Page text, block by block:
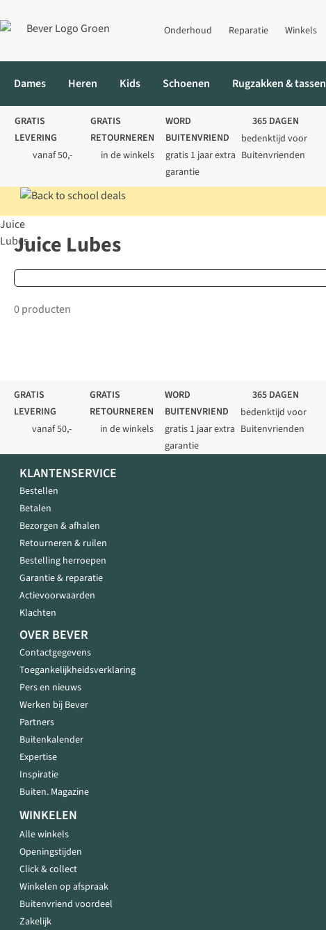
Onderhoud Reparatie Winkels
Dames Heren Kids Schoenen Rugzakken & tassen
GRATIS
LEVERING
vanaf 50,-
GRATIS
RETOURNEREN
in de winkels
WORD
BUITENVRIEND
gratis 1 jaar extra
garantie
365 DAGEN
bedenktijd voor
Buitenvrienden
Home
Juice
LubesJuice Lubes
0 producten
GRATIS
LEVERING
vanaf 50,-
GRATIS
RETOURNEREN
in de winkels
WORD
BUITENVRIEND
gratis 1 jaar extra
garantie
365 DAGEN
bedenktijd voor
Buitenvrienden
KLANTENSERVICE
Bestellen
Betalen
Bezorgen & afhalen
Retourneren & ruilen
Bestelling herroepen
Garantie & reparatie
Actievoorwaarden
Klachten
OVER BEVER
Contactgegevens
Toegankelijkheidsverklaring
Pers en nieuws
Werken bij Bever
Partners
Buitenkalender
Expertise
Inspiratie
Buiten. Magazine
WINKELEN
Alle winkels
Openingstijden
Click & collect
Winkelen op afspraak
Buitenvriend voordeel
Zakelijk